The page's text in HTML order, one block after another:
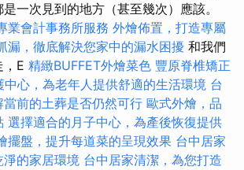
一次見到的地方（甚至幾次）應該。
業會計事務所服務 外燴佈置，打造專屬
漏，徹底解決您家中的漏水困擾 和我們
E 精緻BUFFET外燴菜色 豐原脊椎矯正
中心，為老年人提供舒適的生活環境 台
前的土葬是否仍然可行 歐式外燴，品
選擇適合的月子中心，為產後恢復提供
擺盤，提升每道菜的呈現效果 台中居家
的家居環境 台中居家清潔，為您打造